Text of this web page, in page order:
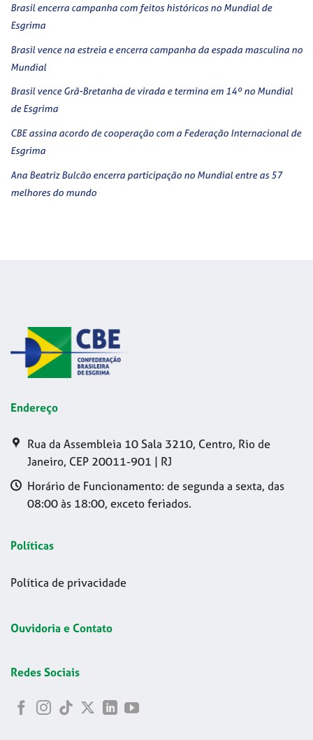
Brasil encerra campanha com feitos históricos no Mundial de
Esgrima
Brasil vence na estreia e encerra campanha da espada masculina no
Mundial
Brasil vence Grã-Bretanha de virada e termina em 14º no Mundial
de Esgrima
CBE assina acordo de cooperação com a Federação Internacional de
Esgrima
Ana Beatriz Bulcão encerra participação no Mundial entre as 57
melhores do mundo
Endereço
Rua da Assembleia 10 Sala 3210, Centro, Rio de
Janeiro, CEP 20011-901 | RJ
Horário de Funcionamento: de segunda a sexta, das
08:00 às 18:00, exceto feriados.
Políticas
Política de privacidade
Ouvidoria e Contato
Redes Sociais